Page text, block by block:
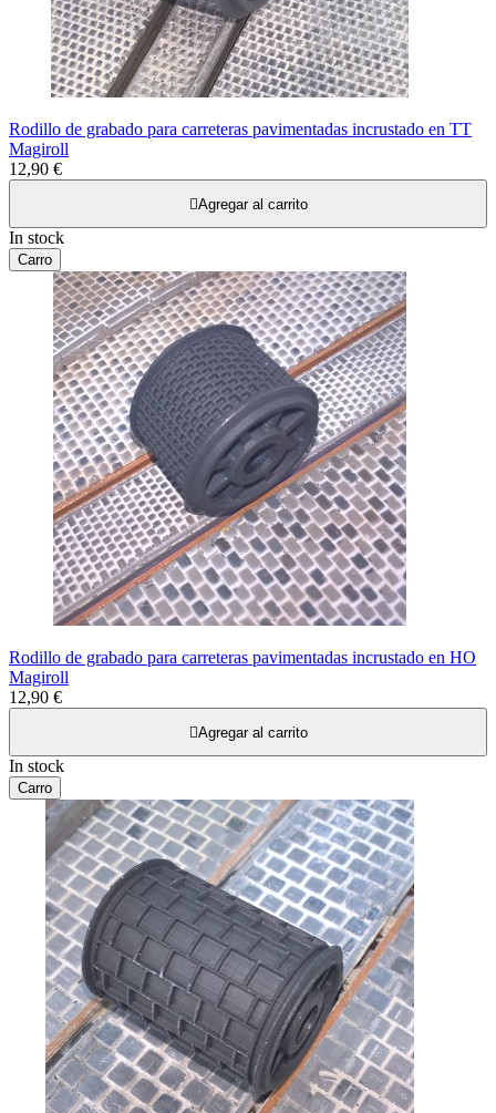
Rodillo de grabado para carreteras pavimentadas incrustado en TT
Magiroll
12,90 €
Agregar al carrito
In stock
Carro
Rodillo de grabado para carreteras pavimentadas incrustado en HO
Magiroll
12,90 €
Agregar al carrito
In stock
Carro